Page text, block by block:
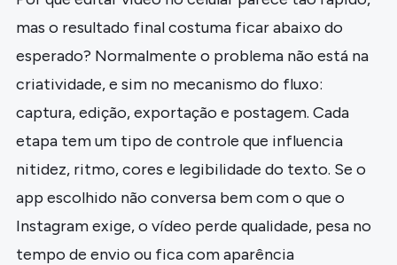
mas o resultado final costuma ficar abaixo do
esperado? Normalmente o problema não está na
criatividade, e sim no mecanismo do fluxo:
captura, edição, exportação e postagem. Cada
etapa tem um tipo de controle que influencia
nitidez, ritmo, cores e legibilidade do texto. Se o
app escolhido não conversa bem com o que o
Instagram exige, o vídeo perde qualidade, pesa no
tempo de envio ou fica com aparência